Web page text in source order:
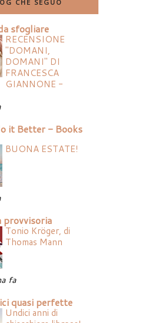
CHE SEGUO
sfogliare
RECENSIONE
"DOMANI,
DOMANI" DI
FRANCESCA
GIANNONE -
it Better - Books
BUONA ESTATE!
provvisoria
Tonio Kröger, di
Thomas Mann
fa
quasi perfette
Undici anni di